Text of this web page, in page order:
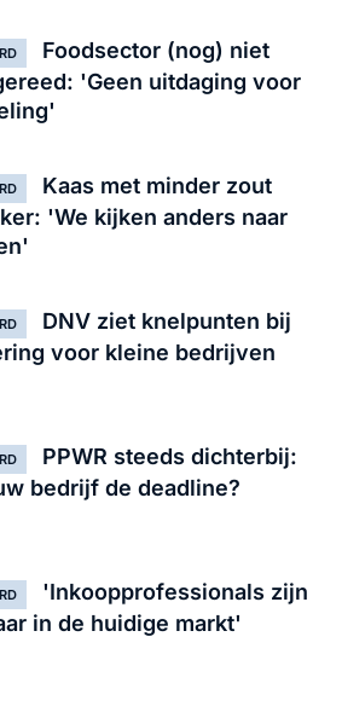
Foodsector (nog) niet
'Geen uitdaging voor
Kaas met minder zout
'We kijken anders naar
DNV ziet knelpunten bij
voor kleine bedrijven
PPWR steeds dichterbij:
bedrijf de deadline?
'Inkoopprofessionals zijn
in de huidige markt'